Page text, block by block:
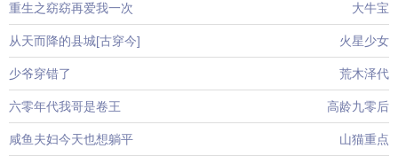
重生之窈窈再爱我一次 大牛宝
从天而降的县城[古穿今] 火星少女
少爷穿错了 荒木泽代
六零年代我哥是卷王 高龄九零后
咸鱼夫妇今天也想躺平 山猫重点